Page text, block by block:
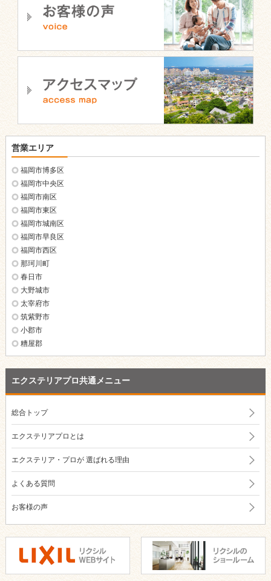
エクステリアプロ共通メニュー
総合トップ
エクステリアプロとは
エクステリア・プロが選ばれる理由
よくある質問
お客様の声
営業エリア
福岡市博多区
福岡市中央区
福岡市南区
福岡市東区
福岡市城南区
福岡市早良区
福岡市西区
那珂川町
春日市
大野城市
太宰府市
筑紫野市
小郡市
糟屋郡